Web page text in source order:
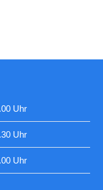
Uhr
Uhr
Uhr